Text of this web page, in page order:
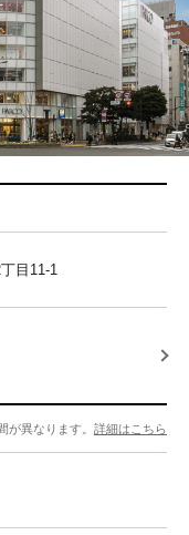
目11-1
が異なります。 詳細はこちら